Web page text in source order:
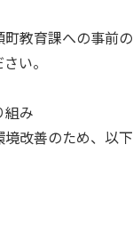
教育課への事前の
い。
組み
改善のため、以下